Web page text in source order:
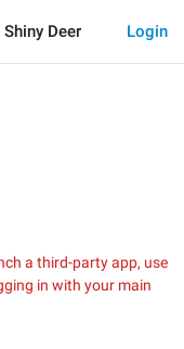
Login
Shiny Deer
a third-party app, use
in with your main